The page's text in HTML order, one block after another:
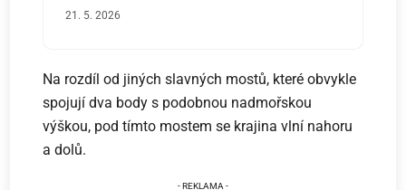
21. 5. 2026
Na rozdíl od jiných slavných mostů, které obvykle
spojují dva body s podobnou nadmořskou
výškou, pod tímto mostem se krajina vlní nahoru
a dolů.